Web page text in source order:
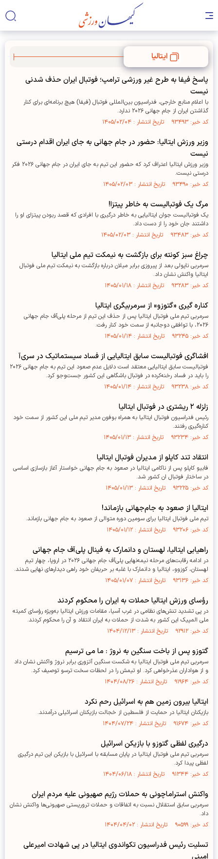
ایتالیا
پاسخ فیفا به طرح غیر ورزشی ترامپ؛ فوتبال ایران حذف شدنی
نیست
با اعلام منابع خارجی، فدراسیون بین‌المللی فوتبال (فیفا) هیچ برنامه‌ای برای کنار
گذاشتن ایران از جام جهانی ۲۰۲۶ ندارد.
کد خبر: ۹۳۴۹۳ تاریخ انتشار : ۱۴۰۵/۰۲/۰۴
وزیر ورزش ایتالیا: حضور در جام جهانی به جای ایران اقدام درستی
نیست
وزیر ورزش ایتالیا اعتراف کرد که حضور این تیم به جای ایران در جام جهانی ۲۰۲۶ فکر
درستی نیست.
کد خبر: ۹۳۴۹۰ تاریخ انتشار : ۱۴۰۵/۰۲/۰۳
مرگ یک فوتبالیست به خاطر پیتزا!
یک فوتبالیست جوان ایتالیایی به خاطر درگیری با افرادی که قصد ربودن پیتزای او را
داشتند جان خود را از دست داد.
کد خبر: ۹۳۴۸۳ تاریخ انتشار : ۱۴۰۵/۰۲/۰۳
چراغ سبز کونته برای بازگشت به نیمکت تیم ملی ایتالیا
سرمربی ناپولی بعد از پیروزی برابر میلان درباره بازگشت به نیمکت تیم ملی فوتبال
ایتالیا واکنش نشان داد.
کد خبر: ۹۳۲۸۳ تاریخ انتشار : ۱۴۰۵/۰۱/۱۸
کناره گیری «گتوزو» از سرمربیگری ایتالیا
سرمربی تیم ملی فوتبال ایتالیا پس از حذف این تیم از مرحله پلی‌آف جام جهانی
۲۰۲۶، با توافقی دوجانبه از سمت خود کنار رفت.
کد خبر: ۹۳۲۴۵ تاریخ انتشار : ۱۴۰۵/۰۱/۱۴
افشاگری فوتبالیست سابق ایتالیایی از فساد سیستماتیک در سری‌آ
فوتبالیست سابق ایتالیایی معتقد است دلایل عدم صعود این تیم به جام جهانی ۲۰۲۶
را باید در فساد رخنه‌کرده در فوتبال باشگاهی این کشور جست‌وجو کرد.
کد خبر: ۹۳۲۳۸ تاریخ انتشار : ۱۴۰۵/۰۱/۱۴
زلزله ۲ ریشتری در فوتبال ایتالیا
رئیس فدراسیون فوتبال ایتالیا به همراه بوفون مدیر تیم ملی این کشور از سمت خود
کناره‌گیری رفتند.
کد خبر: ۹۳۲۳۴ تاریخ انتشار : ۱۴۰۵/۰۱/۱۳
انتقاد تند کاپلو از مدیران فوتبال ایتالیا
فابیو کاپلو پس از ناکامی ایتالیا در صعود به جام جهانی خواستار آغاز بازسازی اساسی
در ساختار فوتبال ان کشور شد.
کد خبر: ۹۳۲۲۵ تاریخ انتشار : ۱۴۰۵/۰۱/۱۳
ایتالیا از صعود به جام‌جهانی بازماند!
تیم ملی فوتبال ایتالیا برای سومین دوره متوالی از صعود به جام جهانی بازماند.
کد خبر: ۹۳۲۰۶ تاریخ انتشار : ۱۴۰۵/۰۱/۱۲
راهیابی ایتالیا، لهستان و دانمارک به فینال پلی‌آف جام جهانی
در ادامه رقابت‌های مرحله نیمه‌نهایی پلی‌آف جام جهانی ۲۰۲۶ در اروپا، چهار تیم
لهستان، کوزوو، ایتالیا و دانمارک با غلبه بر حریفان خود راهی دیدار‌های نهایی شدند.
کد خبر: ۹۳۱۳۶ تاریخ انتشار : ۱۴۰۵/۰۱/۰۷
رؤسای ورزش ایتالیا حملات به ایران را محکوم کردند
در پی تشدید تنش‌های نظامی در غرب آسیا، مقامات ورزش ایتالیا به‌ویژه رؤسای کمیته
ملی المپیک این کشور به شدت از حملات به ایران انتقاد و آن را محکوم کردند.
کد خبر: ۹۲۹۱۲ تاریخ انتشار : ۱۴۰۴/۱۲/۱۳
گتوزو پس از باخت سنگین به نروژ : ما می ترسیم
سرمربی تیم ملی فوتبال ایتالیا به شکست سنگین آتزوری برابر نروژ واکنش نشان داد
و از هواداران عذرخواهی کرد. او تیمش را در لحظات سخت ترسو توصیف کرد.
کد خبر: ۹۱۹۶۴ تاریخ انتشار : ۱۴۰۴/۰۸/۲۶
ایتالیا بیرون زمین هم به اسرائیل رحم نکرد
بازیکنان ایتالیا در حمایت از فلسطین از خجالت بازیکنان اسرائیلی درآمدند.
کد خبر: ۹۱۶۷۴ تاریخ انتشار : ۱۴۰۴/۰۷/۲۴
درگیری لفظی گتوزو با بازیکن اسرائیل
سرمربی تیم ملی فوتبال ایتالیا در پایان مسابقه با اسرائیل با بازیکن این تیم درگیری
لفظی پیدا کرد.
کد خبر: ۹۱۳۴۴ تاریخ انتشار : ۱۴۰۴/۰۶/۱۸
واکنش استراماچونی به حملات رژیم صهیونی علیه مردم ایران
سرمربی سابق استقلال نسبت به اتفاقات و حملات تروریستی صهیونی‌ها واکنش نشان
داد.
کد خبر: ۹۰۵۹۹ تاریخ انتشار : ۱۴۰۴/۰۴/۰۲
تسلیت رئیس فدراسیون تکواندوی ایتالیا در پی شهادت امیرعلی